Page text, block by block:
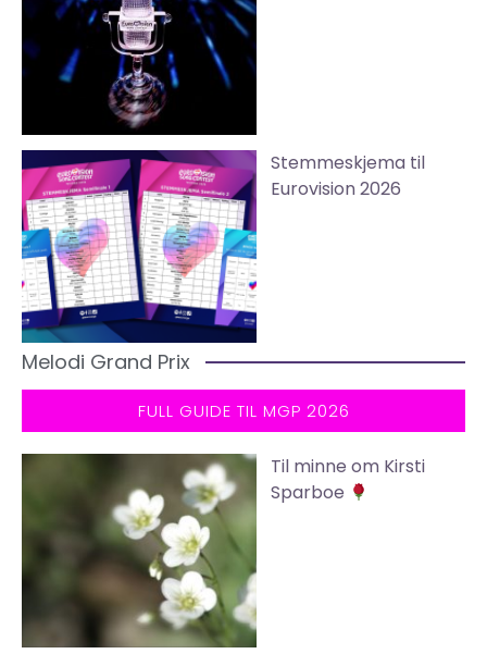
Stemmeskjema til
Eurovision 2026
Melodi Grand Prix
FULL GUIDE TIL MGP 2026
Til minne om Kirsti
Sparboe